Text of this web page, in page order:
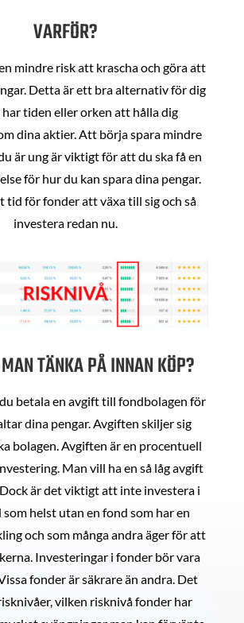
VARFÖR?
mindre risk att krascha och göra att
Detta är ett bra alternativ för dig
tiden eller orken att hålla dig
dina aktier. Att börja spara mindre
är ung är viktigt för att du ska få en
för hur du kan spara dina pengar.
tid för fonder att växa till sig och så
investera redan nu.
TÄNKA PÅ INNAN KÖP?
betala en avgift till fondbolagen för
dina pengar. Avgiften skiljer sig
bolagen. Avgiften är en procentuell
Man vill ha en så låg avgift
är det viktigt att inte investera i
helst utan en fond som har en
och som många andra äger för att
Investeringar i fonder bör vara
fonder är säkrare än andra. Det
vilken risknivå fonder har